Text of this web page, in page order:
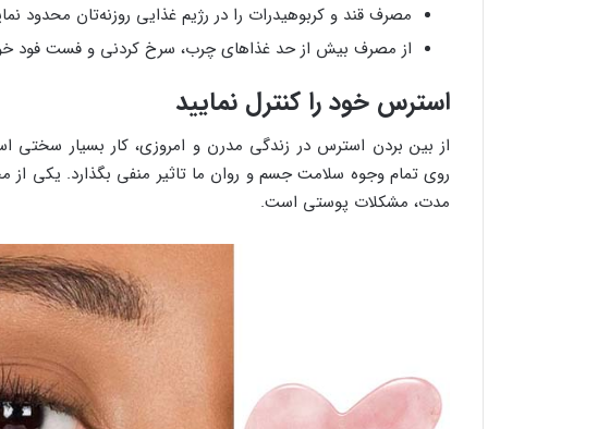
مصرف قند و کربوهیدرات را در رژیم غذایی روزنه‌تان محدود
از مصرف بیش از حد غذاهای چرب، سرخ کردنی و فست فود
استرس خود را کنترل نمایید
از بین بردن استرس در زندگی مدرن و امروزی، کار بسیار
روی تمام وجوه سلامت جسم و روان ما تاثیر منفی بگذارد. یکی
مدت، مشکلات پوستی است.